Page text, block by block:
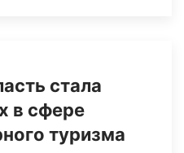
стала
в сфере
туризма